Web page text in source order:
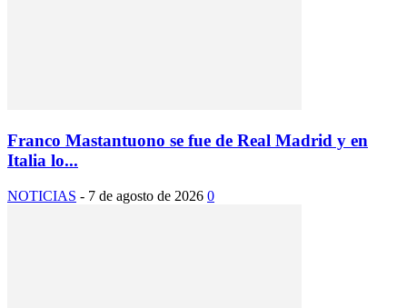
Franco Mastantuono se fue de Real Madrid y en
Italia lo...
NOTICIAS - 7 de agosto de 2026 0